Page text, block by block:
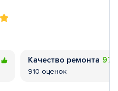
Качество ремонта
910 оценок